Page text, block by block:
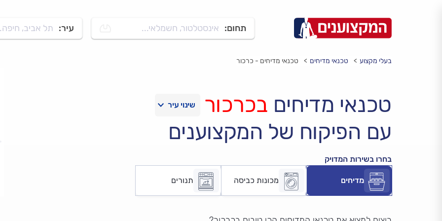
תחום: אינסטלטור, חשמלאי... עיר: תל אביב,
בעלי מקצוע טכנאי מדיחים טכנאי מדיחים - כרכור
טכנאי מדיחים בכרכור
עם הפיקוח של המקצוענים
בחרו בשירות המדויק
מדיחים מכונות כביסה תנורים